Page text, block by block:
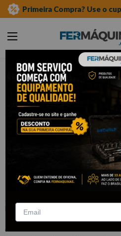
Primeira Compra? Use o
ferramentas
Chave Soquete
T50 - KING TONY
KING TONY